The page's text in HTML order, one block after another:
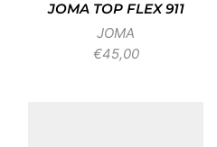
JOMA TOP FLEX 911
JOMA
€45,00